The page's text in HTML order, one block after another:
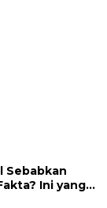
Sebabkan
Ini yang